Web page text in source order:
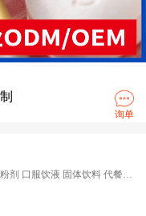
询单
服饮液 固体饮料 代餐粉 压片糖果等